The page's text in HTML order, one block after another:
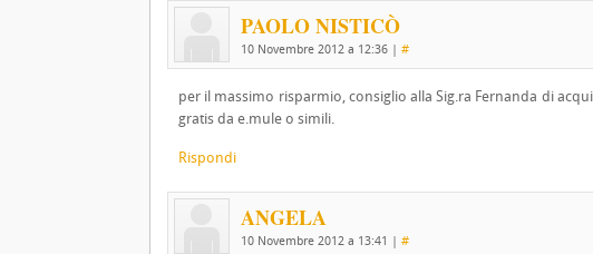
PAOLO NISTICÒ
10 Novembre 2012 a 12:36 | #
per il massimo risparmio, consiglio alla Sig.ra Fernanda di
gratis da e.mule o simili.
Rispondi
ANGELA
10 Novembre 2012 a 13:41 | #